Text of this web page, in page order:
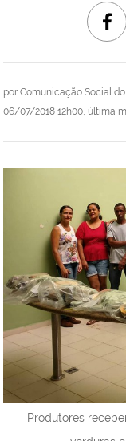
por Comunicação Social
06/07/2018 12h00, última
Produtores